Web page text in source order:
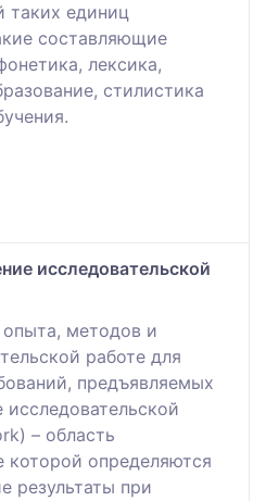
таких единиц
составляющие
лексика,
стилистика
исследовательской
методов и
работе для
предъявляемых
исследовательской
– область
которой определяются
результаты при